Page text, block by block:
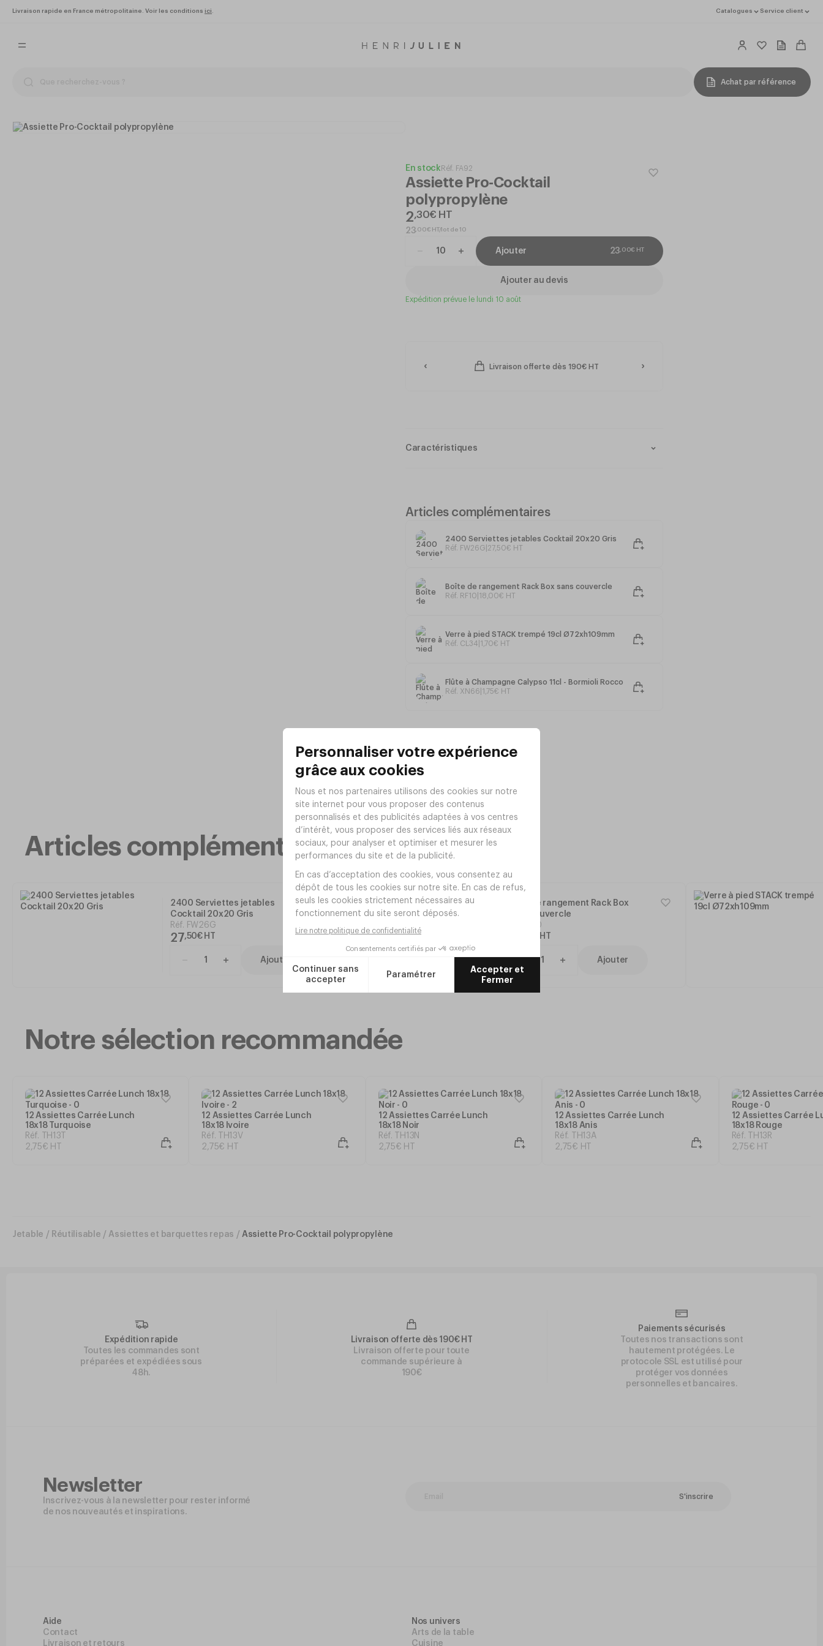
Livraison rapide en France métropolitaine. Voir les conditions ici . Catalogues Service client
Achat par référence
En stock Réf. FA92
Assiette Pro-Cocktail
polypropylène
2,30€ HT
23, 00€ HT/lot de 10
Ajouter 23 00€ HT
Ajouter au devis
Expédition prévue le lundi 10 août
Livraison offerte dès 190€ HT
Caractéristiques
Polypropylène Alimentaireincassable
Nettoyage facile - Lavable en machine
Emplacement pour une flûte ou un verre à pied
Dimensions : 23 X 21cm
Box: stockage jusqu’à 120 assiettes pro-cocktail dans un Rack-
Box.
Articles complémentaires
2400 Serviettes jetables Cocktail 20x20 Gris
Réf. FW26G 27, 50€ HT
Boîte de rangement Rack Box sans couvercle
Réf. RF10 18 00€ HT
Verre à pied STACK trempé 19cl Ø72xh109mm
Réf. CL34 1 70€ HT
Flûte à Champagne Calypso 11cl - Bormioli Rocco
Réf. XN66 1 75€ HT
Articles complémentaires
2400 Serviettes jetables
Cocktail 20x20 Gris
Réf. FW26G
27,50€ HT
Ajouter
Boîte de rangement Rack Box
sans couvercle
RF10
HT
Ajouter
Notre sélection recommandée
12 Assiettes Carrée Lunch
18x18 Turquoise
Réf. TH13T
2 75€ HT
12 Assiettes Carrée Lunch
18x18 Ivoire
Réf. TH13V
2 75€ HT
12 Assiettes Carrée Lunch
18x18 Noir
Réf. TH13N
2 75€ HT
12 Assiettes Carrée Lunch
18x18 Anis
Réf. TH13A
2 75€ HT
12 Assiettes Carrée
18x18 Rouge
Réf. TH13R
2 75€ HT
Jetable / Réutilisable / Assiettes et barquettes repas / Assiette Pro-Cocktail polypropylène
Expédition rapide
Toutes les commandes sont
préparées et expédiées sous
48h.
Livraison offerte dès 190€ HT
Livraison offerte pour toute
commande supérieure à
190€
Paiements sécurisés
Toutes nos transactions sont
hautement protégées. Le
protocole SSL est utilisé pour
protéger vos données
personnelles et bancaires.
Newsletter
Inscrivez-vous à la newsletter pour rester informé
de nos nouveautés et inspirations.
S'inscrire
Aide
Contact
Livraison et retours
Nos univers
Arts de la table
Cuisine